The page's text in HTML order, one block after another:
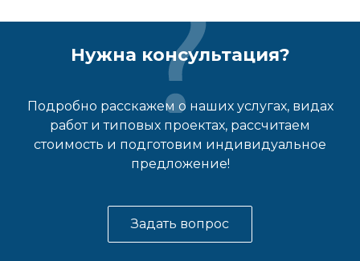
Нужна консультация?
Подробно расскажем о наших услугах, видах
работ и типовых проектах, рассчитаем
стоимость и подготовим индивидуальное
предложение!
Задать вопрос